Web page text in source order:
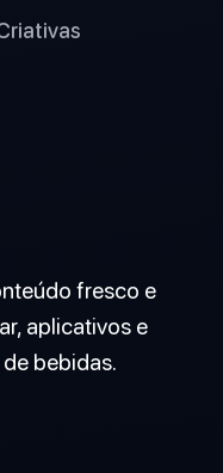
fresco e
aplicativos e
bebidas.